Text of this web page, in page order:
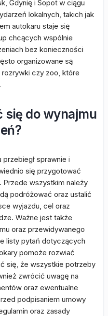
Gdynię i Sopot w ciągu
lokalnych, takich jak
autokaru staje się
chcących wspólnie
bez konieczności
organizowane są
czy zoo, które
się do wynajmu
sprawnie i
się przygotować
Przede wszystkim należy
podróżować oraz ustalić
wyjazdu, cel oraz
Ważne jest także
oraz przewidywanego
listy pytań dotyczących
pomoże rozwiać
się, że wszystkie potrzeby
zwrócić uwagę na
oraz ewentualne
podpisaniem umowy
oraz zasady